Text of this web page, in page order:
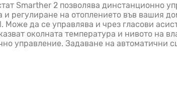
Smarther 2 позволява динстанционно
и регулиране на отоплението във вашия
Може да се управлява и чрез гласови
околната температура и нивото на
управление. Задаване на автоматични